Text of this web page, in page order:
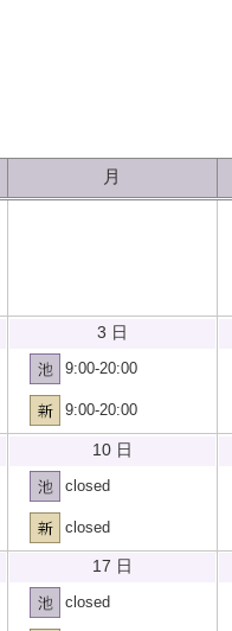
月
3 日
9:00-20:00
9:00-20:00
10 日
closed
closed
17 日
closed